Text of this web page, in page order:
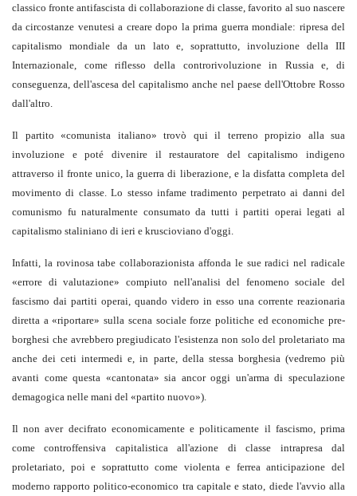
classico fronte antifascista di collaborazione di classe, favorito al suo nascere
da circostanze venutesi a creare dopo la prima guerra mondiale: ripresa del
capitalismo mondiale da un lato e, soprattutto, involuzione della III
Internazionale, come riflesso della controrivoluzione in Russia e, di
conseguenza, dell'ascesa del capitalismo anche nel paese dell'Ottobre Rosso
dall'altro.
Il partito «comunista italiano» trovò qui il terreno propizio alla sua
involuzione e poté divenire il restauratore del capitalismo indigeno
attraverso il fronte unico, la guerra di liberazione, e la disfatta completa del
movimento di classe. Lo stesso infame tradimento perpetrato ai danni del
comunismo fu naturalmente consumato da tutti i partiti operai legati al
capitalismo staliniano di ieri e kruscioviano d'oggi.
Infatti, la rovinosa tabe collaborazionista affonda le sue radici nel radicale
«errore di valutazione» compiuto nell'analisi del fenomeno sociale del
fascismo dai partiti operai, quando videro in esso una corrente reazionaria
diretta a «riportare» sulla scena sociale forze politiche ed economiche pre-
borghesi che avrebbero pregiudicato l'esistenza non solo del proletariato ma
anche dei ceti intermedi e, in parte, della stessa borghesia (vedremo più
avanti come questa «cantonata» sia ancor oggi un'arma di speculazione
demagogica nelle mani del «partito nuovo»).
Il non aver decifrato economicamente e politicamente il fascismo, prima
come controffensiva capitalistica all'azione di classe intrapresa dal
proletariato, poi e soprattutto come violenta e ferrea anticipazione del
moderno rapporto politico-economico tra capitale e stato, diede l'avvio alla